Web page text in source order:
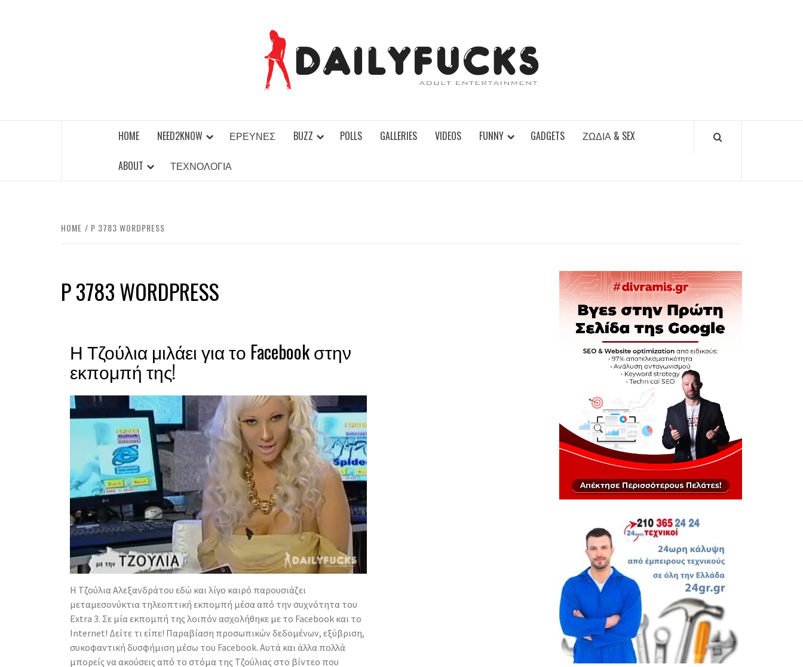
HOME NEED2KNOW ΈΡΕΥΝΕΣ BUZZ POLLS GALLERIES VIDEOS FUNNY GADGETS ΖΏΔΙΑ & SEX
ABOUT ΤΕΧΝΟΛΟΓΊΑ
HOME P 3783 WORDPRESS
P 3783 WORDPRESS
Η Τζούλια μιλάει για το Facebook στην
εκπομπή της!
Η Τζούλια Αλεξανδράτου εδώ και λίγο καιρό παρουσιάζει
μεταμεσονύκτια τηλεοπτική εκπομπή μέσα από την συχνότητα του
Extra 3. Σε μία εκπομπή της λοιπόν ασχολήθηκε με το Facebook και το
Internet! Δείτε τι είπε! Παραβίαση προσωπικών δεδομένων, εξύβριση,
συκοφαντική δυσφήμιση μέσω του Facebook. Αυτά και άλλα πολλά
μπορείς να ακούσεις από το στόμα της Τζούλιας στο βίντεο που